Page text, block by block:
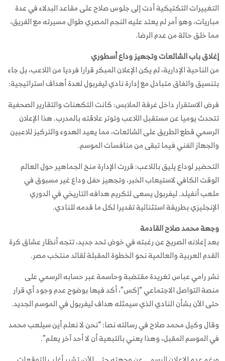
التغييرات التكتيكية أدت إلى جلوس صلاح على مقاعد البدلاء في عدة
مباريات، وهو أمر لم يعتد عليه النجم المصري طوال مسيرته مع الفريق،
مما خلق حالة من عدم الرضا.
إغلاق باب الشائعات وتجهيز وداع أسطوري
من الناحية الإدارية، لم يكن الإعلان المبكر قرارا فرديا من اللاعب، بل جاء
بتنسيق واتفاق متبادل مع إدارة نادي ليفربول لعدة أهداف استراتيجية:
فرض الاستقرار داخل غرفة الملابس: كانت التكهنات والتقارير الصحفية
تتحدث يوميا عن مستقبل اللاعب وتوتر علاقته بالمدرب. هذا الإعلان
الرسمي قطع الطريق على الشائعات، مما يعيد الهدوء والتركيز للاعبين
والجهاز الفني فيما تبقى من منافسات الموسم.
التحضير لوداع يليق باللاعب: قررت الإدارة منح الجماهير حول العالم
الوقت الكافي لاستيعاب الخبر، وتجهيز حفل وداع غير مسبوق في
ملعب أنفيلد. ليفربول يسعى لتكريم هدافه التاريخي في الدوري
الإنجليزي بطريقة استثنائية تقديرا لكل ما قدمه للنادي.
وجهة محمد صلاح القادمة
بعد إعلانه الصريح عن رغبته في خوض تحد جديد، تتجه أنظار عشاق كرة
القدم العربية والعالمية نحو الخطوة المقبلة لقائد منتخب مصر.
نشر رامي عباس تغريدة مقتضبة وحاسمة عبر حسابه الرسمي على
منصة التواصل الاجتماعي “إكس”، أكد فيها بوضوح عدم وجود أي قرار
حتى الآن بشأن النادي الذي سيمثله هداف ليفربول في الموسم الجديد.
وقال وكيل محمد صلاح في رسالته نصا: “نحن لا نعلم أين سيلعب محمد
في الموسم المقبل، وهذا يعني بالتبعية أن لا أحد آخر يعلم”.